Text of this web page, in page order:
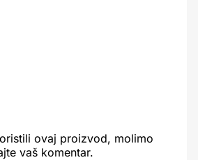
ovaj proizvod, molimo
vaš komentar.